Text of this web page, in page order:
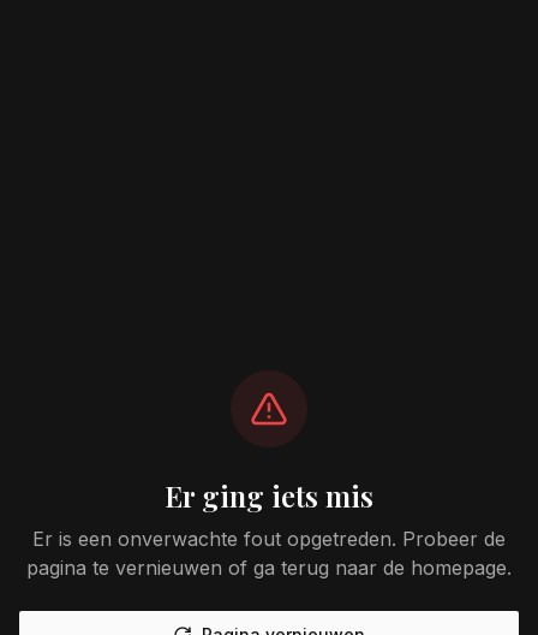
Er ging iets mis
Er is een onverwachte fout opgetreden. Probeer de
pagina te vernieuwen of ga terug naar de homepage.